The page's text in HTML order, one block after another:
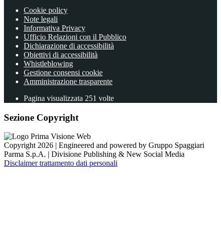
Cookie policy
Note legali
Informativa Privacy
Ufficio Relazioni con il Pubblico
Dichiarazione di accessibilità
Obiettivi di accessibilità
Whistleblowing
Gestione consensi cookie
Amministrazione trasparente
Pagina visualizzata 251 volte
Sezione Copyright
Copyright 2026 | Engineered and powered by Gruppo Spaggiari
Parma S.p.A. | Divisione Publishing & New Social Media
Disclaimer trattamento dati personali